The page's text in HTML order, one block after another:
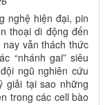
nghệ hiện đại, pin
thoại di động đến
vẫn thách thức
“nhánh gai” siêu
ngũ nghiên cứu
giải tại sao những
trong các cell bào